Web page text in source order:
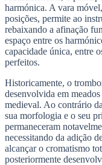
harmónica. A vara
posições, permite ao
rebaixando a afinação
espaço entre os
capacidade única, entre
perfeitos.
Historicamente, o
desenvolvida em
medieval. Ao contrário
sua morfologia e o seu
permaneceram
necessitando da adição
alcançar o cromatismo
posteriormente